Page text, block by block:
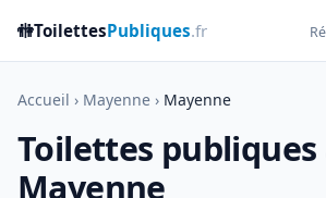
🚻ToilettesPubliques.fr
Accueil › Mayenne › Mayenne
Toilettes publiques
Mayenne